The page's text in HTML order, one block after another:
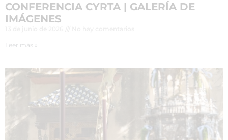
CONFERENCIA CYRTA | GALERÍA DE
IMÁGENES
Leer más »